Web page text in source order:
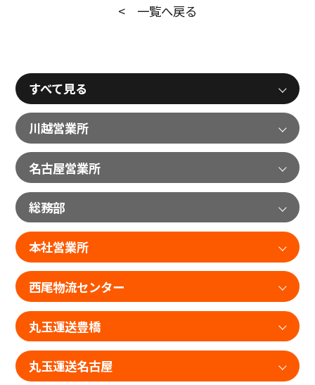
< 一覧へ戻る
すべて見る
川越営業所
名古屋営業所
総務部
本社営業所
西尾物流センター
丸玉運送豊橋
丸玉運送名古屋